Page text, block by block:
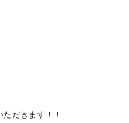
だきます！！